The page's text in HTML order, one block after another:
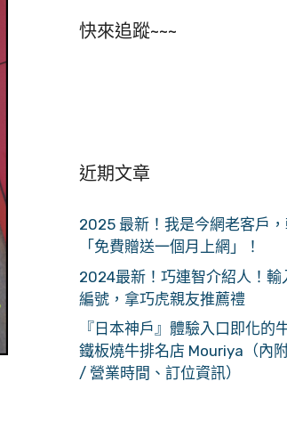
快來追蹤~~~
近期文章
2025 最新！我是今網老客戶
「免費贈送一個月上網」！
2024最新！巧連智介紹人！輸
編號，拿巧虎親友推薦禮
『日本神戶』體驗入口即化的
鐵板燒牛排名店 Mouriya（內
/ 營業時間、訂位資訊）